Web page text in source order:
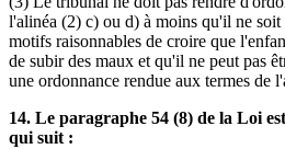
l'alinéa (2) c) ou d) à moins qu'il ne
motifs raisonnables de croire que
de subir des maux et qu'il ne peut pas
une ordonnance rendue aux termes de
14. Le paragraphe 54 (8) de la Loi
qui suit :